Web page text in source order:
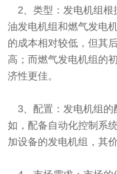
2、类型：发电机组根
油发电机组和燃气发电
的成本相对较低，但其
高；而燃气发电机组的
济性更佳。
3、配置：发电机组的
如，配备自动化控制系
加设备的发电机组，其